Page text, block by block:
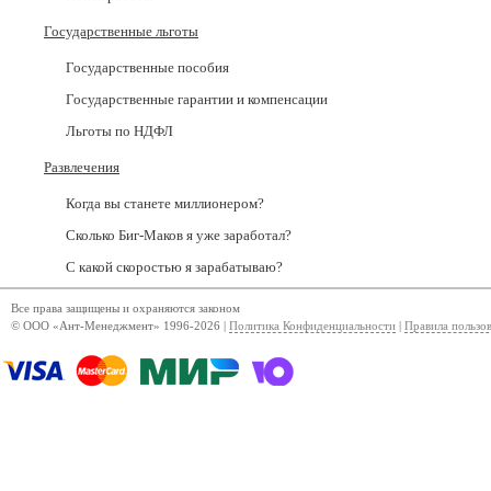
Государственные льготы
Государственные пособия
Государственные гарантии и компенсации
Льготы по НДФЛ
Развлечения
Когда вы станете миллионером?
Сколько Биг-Маков я уже заработал?
С какой скоростью я зарабатываю?
Все права защищены и охраняются законом
© ООО «Ант-Менеджмент» 1996-2026 | Политика Конфиденциальности Правила